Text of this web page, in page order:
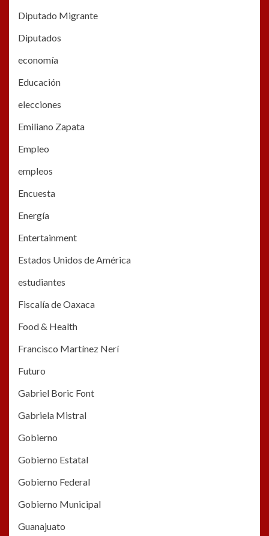
Diputado Migrante
Diputados
economía
Educación
elecciones
Emiliano Zapata
Empleo
empleos
Encuesta
Energía
Entertainment
Estados Unidos de América
estudiantes
Fiscalía de Oaxaca
Food & Health
Francisco Martínez Nerí
Futuro
Gabriel Boric Font
Gabriela Mistral
Gobierno
Gobierno Estatal
Gobierno Federal
Gobierno Municipal
Guanajuato